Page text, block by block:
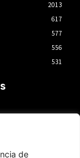
de
2013
617
577
556
531